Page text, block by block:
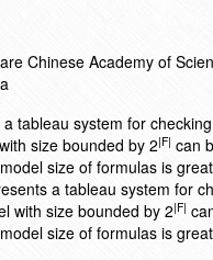
Chinese Academy of
tableau system for
size bounded by 2|F| can
size of formulas is
a tableau system for
with size bounded by 2|F|
size of formulas is